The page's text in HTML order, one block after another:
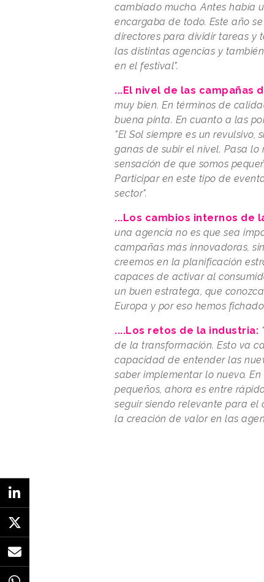
cambiado mucho. Antes había
encargaba de todo. Este año
directores para dividir tareas y
las distintas agencias y
en el festival".
...El nivel de las campañas
muy bien. En términos de
buena pinta. En cuanto a las
"El Sol siempre es un revulsivo,
ganas de subir el nivel. Pasa lo
sensación de que somos
Participar en este tipo de
sector".
...Los cambios internos de
una agencia no es que sea
campañas más innovadoras,
creemos en la planificación
capaces de activar al
un buen estratega, que
Europa y por eso hemos
....Los retos de la industria:
de la transformación. Esto va
capacidad de entender las
saber implementar lo nuevo.
pequeños, ahora es entre
seguir siendo relevante para el
la creación de valor en las